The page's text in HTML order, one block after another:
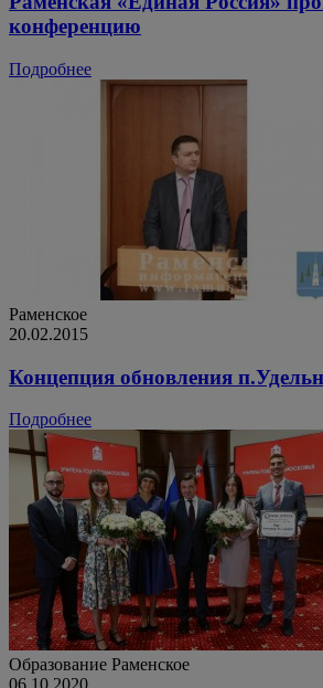
конференцию
Подробнее
Раменское
20.02.2015
Концепция обновления
Подробнее
Образование Раменское